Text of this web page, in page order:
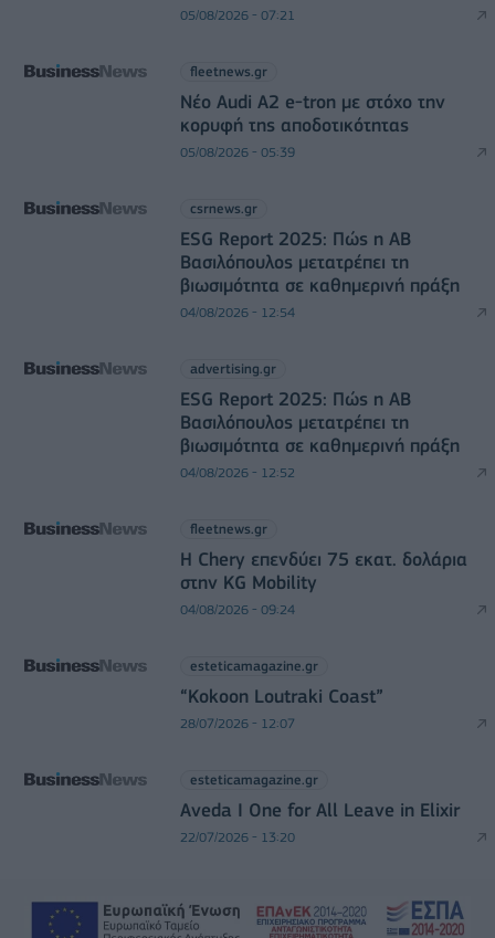
05/08/2026 - 07:21
fleetnews.gr
Νέο Audi A2 e-tron με στόχο την
κορυφή της αποδοτικότητας
05/08/2026 - 05:39
csrnews.gr
ESG Report 2025: Πώς η ΑΒ
Βασιλόπουλος μετατρέπει τη
βιωσιμότητα σε καθημερινή πράξη
04/08/2026 - 12:54
advertising.gr
ESG Report 2025: Πώς η ΑΒ
Βασιλόπουλος μετατρέπει τη
βιωσιμότητα σε καθημερινή πράξη
04/08/2026 - 12:52
fleetnews.gr
Η Chery επενδύει 75 εκατ. δολάρια
στην KG Mobility
04/08/2026 - 09:24
esteticamagazine.gr
“Kokoon Loutraki Coast”
28/07/2026 - 12:07
esteticamagazine.gr
Aveda I One for All Leave in Elixir
22/07/2026 - 13:20